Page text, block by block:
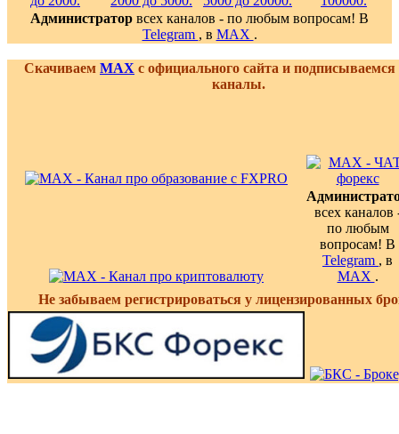
Администратор всех каналов - по любым вопросам! В
Telegram , в MAX .
Скачиваем MAX с официального сайта и
каналы.
всех каналов
по любым
вопросам! В
Telegram , в
MAX .
Не забываем регистрироваться у лицензированных